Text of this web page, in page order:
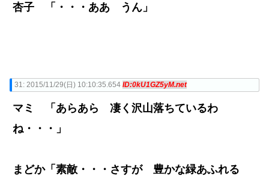
杏子 「・・・ああ うん」
31: 2015/11/29(日) 10:10:35.654 ID:0kU1GZ5yM.net
マミ 「あらあら 凄く沢山落ちているわ
ね・・・」
まどか「素敵・・・さすが 豊かな緑あふれる